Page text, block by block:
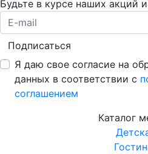
Будьте в курсе наших акций
Подписаться
Я даю свое согласие на
данных в соответствии с
соглашением
Каталог